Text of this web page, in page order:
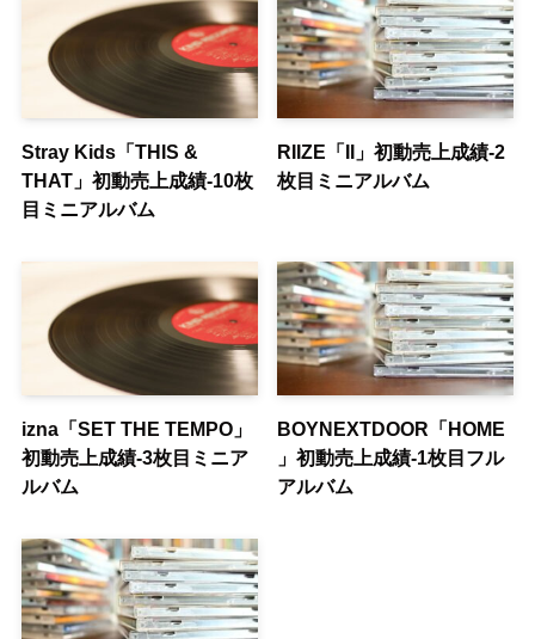
Stray Kids「THIS &
THAT」初動売上成績-10枚
目ミニアルバム
RIIZE「II」初動売上成績-2
枚目ミニアルバム
izna「SET THE TEMPO」
初動売上成績-3枚目ミニア
ルバム
BOYNEXTDOOR「HOME
」初動売上成績-1枚目フル
アルバム